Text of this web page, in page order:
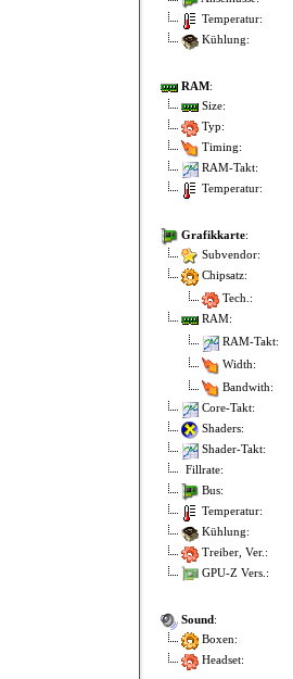
Temperatur:
Kühlung:
RAM:
Size:
Typ:
Timing:
RAM-Takt:
Temperatur:
Grafikkarte:
Subvendor:
Chipsatz:
Tech.:
RAM:
RAM-Takt:
Width:
Bandwith:
Core-Takt:
Shaders:
Shader-Takt:
Fillrate:
Bus:
Temperatur:
Kühlung:
Treiber, Ver.:
GPU-Z Vers.:
Sound:
Boxen:
Headset: